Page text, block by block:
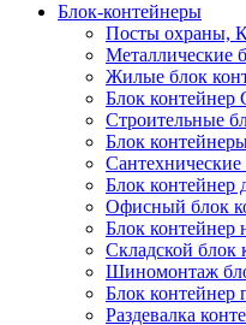
Блок-контейнеры
Посты охраны,
Металлические
Жилые блок
Блок контейнер
Строительные
Блок
Блок контейнер
Офисный блок
Блок контейнер
Складской блок
Шиномонтаж
Блок контейнер
Раздевалка